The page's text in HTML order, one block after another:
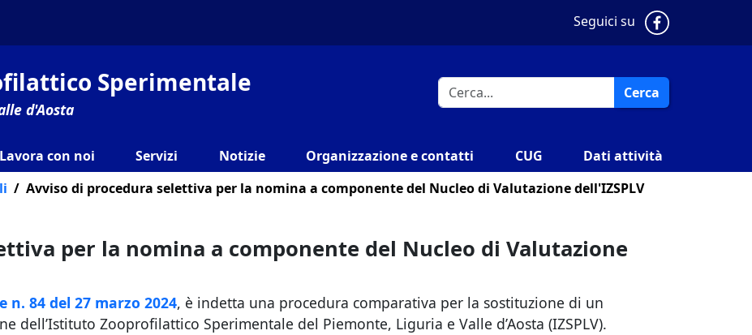
Seguici su Pagina
Sperimentale
d'Aosta
Cerca
Lavora con noi Servizi Notizie Organizzazione e contatti CUG
Dati attività
Avviso di procedura selettiva per la nomina a componente del Nucleo di Valutazione dell'IZSPLV
per la nomina a componente del Nucleo di Valutazione
n. 84 del 27 marzo 2024, è indetta una procedura comparativa per la sostituzione di un
dell’Istituto Zooprofilattico Sperimentale del Piemonte, Liguria e Valle d’Aosta (IZSPLV).